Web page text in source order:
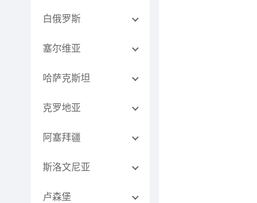
白俄罗斯
塞尔维亚
哈萨克斯坦
克罗地亚
阿塞拜疆
斯洛文尼亚
卢森堡